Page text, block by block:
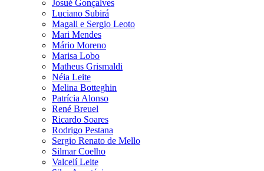
Josué Gonçalves
Luciano Subirá
Magali e Sergio Leoto
Mari Mendes
Mário Moreno
Marisa Lobo
Matheus Grismaldi
Néia Leite
Melina Botteghin
Patrícia Alonso
René Breuel
Ricardo Soares
Rodrigo Pestana
Sergio Renato de Mello
Silmar Coelho
Valcelí Leite